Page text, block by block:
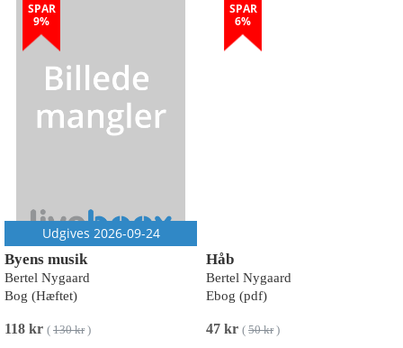
SPAR
9%
Udgives 2026-09-24
Byens musik
Bertel Nygaard
Bog (Hæftet)
118 kr ( 130 kr)
SPAR
6%
Håb
Bertel Nygaard
Ebog (pdf)
47 kr ( 50 kr)